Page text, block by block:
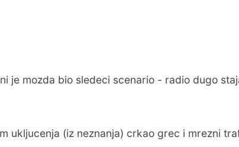
je mozda bio sledeci scenario - radio dugo
ukljucenja (iz neznanja) crkao grec i mrezni